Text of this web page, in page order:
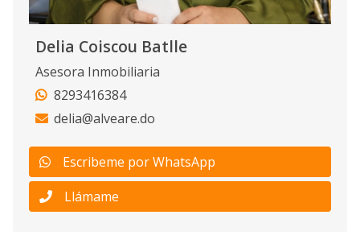
Delia Coiscou Batlle
Asesora Inmobiliaria
8293416384
delia@alveare.do
Escribeme por WhatsApp
Llámame